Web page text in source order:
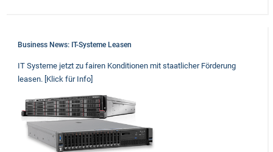
Business News: IT-Systeme Leasen
IT Systeme jetzt zu fairen Konditionen mit staatlicher Förderung
leasen. [Klick für Info]